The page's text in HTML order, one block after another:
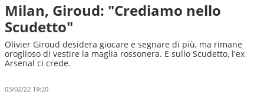
Milan, Giroud: "Crediamo nello
Scudetto"
Olivier Giroud desidera giocare e segnare di più, ma rimane
oroglioso di vestire la maglia rossonera. E sullo Scudetto, l'ex
Arsenal ci crede.
03/02/22 19:20